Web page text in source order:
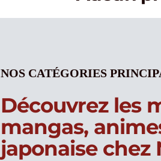
NOS CATÉGORIES
Découvrez les
mangas,
japonaise chez